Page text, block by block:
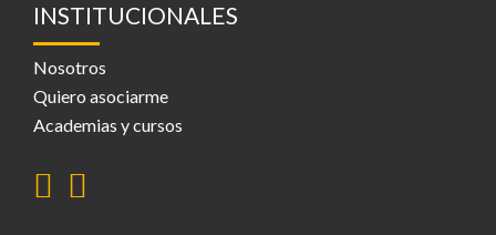
INSTITUCIONALES
Nosotros
Quiero asociarme
Academias y cursos